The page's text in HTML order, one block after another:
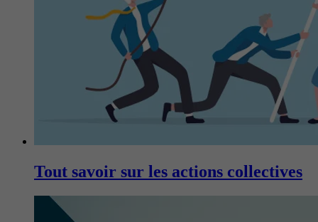
Tout savoir sur les actions collectives